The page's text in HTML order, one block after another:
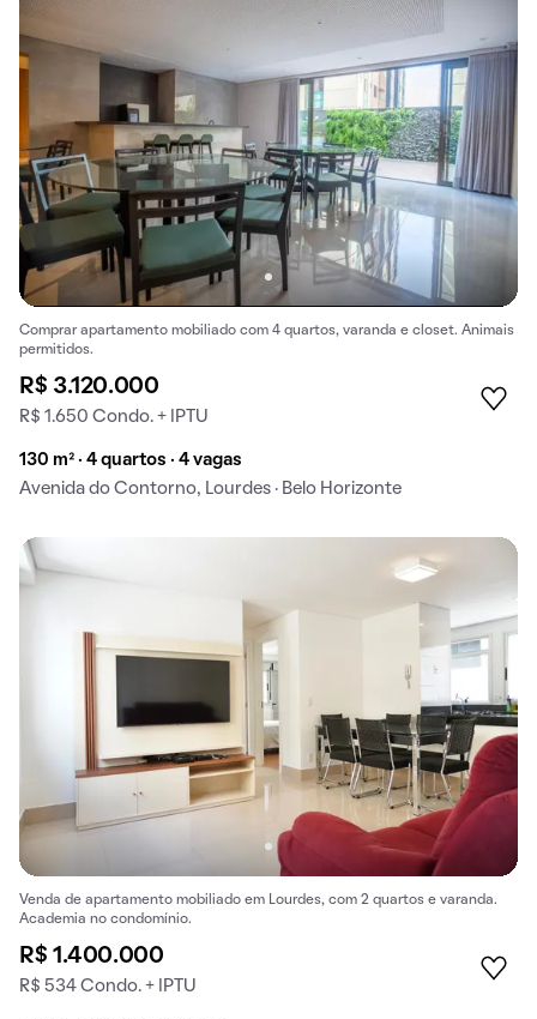
Comprar apartamento mobiliado com 4 quartos, varanda e closet. Animais
permitidos.
R$ 3.120.000
R$ 1.650 Condo. + IPTU
130 m² · 4 quartos · 4 vagas
Avenida do Contorno, Lourdes · Belo Horizonte
Venda de apartamento mobiliado em Lourdes, com 2 quartos e varanda.
Academia no condomínio.
R$ 1.400.000
R$ 534 Condo. + IPTU